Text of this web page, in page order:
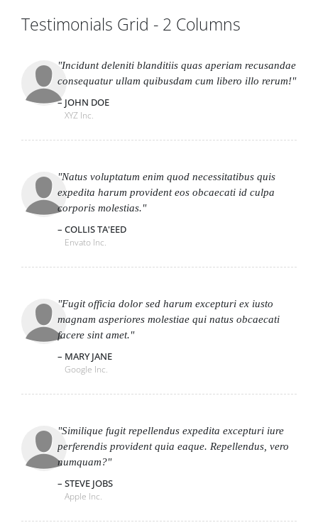
Testimonials Grid - 2 Columns
Incidunt deleniti blanditiis quas aperiam recusandae
consequatur ullam quibusdam cum libero illo rerum!
JOHN DOE
XYZ Inc.
Natus voluptatum enim quod necessitatibus quis
expedita harum provident eos obcaecati id culpa
corporis molestias.
COLLIS TA'EED
Envato Inc.
Fugit officia dolor sed harum excepturi ex iusto
magnam asperiores molestiae qui natus obcaecati
facere sint amet.
MARY JANE
Google Inc.
Similique fugit repellendus expedita excepturi iure
perferendis provident quia eaque. Repellendus, vero
numquam?
STEVE JOBS
Apple Inc.